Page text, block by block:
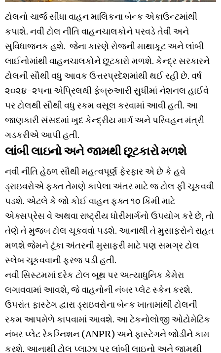
ટોલનો ચાર્જ સીધા વાહન માલિકના બેન્ક એકાઉન્ટમાંથી
કપાશે. નવી ટોલ નીતિ વાહનચાલકોને પરવડે તેવી અને
સુવિધાજનક હશે. જેના કારણે રોજની માથાકૂટ અને લાંબી
લાઈનોમાંથી વાહનચાલકોને છૂટકારો મળશે. કેન્દ્ર સરકારને
ટોલની સૌથી વધુ આવક ઉત્તરપ્રદેશમાંથી થઈ રહી છે. વર્ષ
૨૦૨૪-૨૫ના એપ્રિલથી ફેબ્રુઆરી સુધીમાં નેશનલ હાઈવે
પર ટોલથી સૌથી વધુ રકમ વસૂલ કરવામાં આવી હતી. આ
જાણકારી સંસદમાં ખુદ કેન્દ્રીય માર્ગ અને પરિવહન મંત્રી
ગડકરીએ આપી હતી.
લાંબી લાઇનો અને જામથી છૂટકારો મળશે
નવી નીતિ હેઠળ સૌથી મહત્વપૂર્ણ ફેરફાર એ છે કે હવે
ડ્રાઇવરોએ ફક્ત તેમણે કાપેલા અંતર માટે જ ટોલ ફી ચૂકવવી
પડશે. એટલે કે જો કોઈ વાહન ફક્ત ૧૦ કિમી માટે
એક્સપ્રેસ વે અથવા રાષ્ટ્રીય ધોરીમાર્ગનો ઉપયોગ કરે છે, તો
તેણે તે મુજબ ટોલ ચૂકવવો પડશે. આનાથી તે મુસાફરોને રાહત
મળશે જેમને ટૂંકા અંતરની મુસાફરી માટે પણ સમગ્ર ટોલ
સ્લેબ ચૂકવવાની ફરજ પડી હતી.
નવી સિસ્ટમમાં દરેક ટોલ બૂથ પર અત્યાધુનિક કેમેરા
લગાવવામાં આવશે, જે વાહનોની નંબર પ્લેટ સ્કેન કરશે.
ઉપરાંત ફાસ્ટેગ દ્વારા ડ્રાઇવરોના બેન્ક ખાતામાંથી ટોલની
રકમ આપમેળે કાપવામાં આવશે. આ ટેકનોલોજી ઓટોમેટિક
નંબર પ્લેટ રેકગ્નિશન (ANPR) અને ફાસ્ટેગને જોડીને કામ
કરશે. આનાથી ટોલ પ્લાઝા પર લાંબી લાઇનો અને જામથી